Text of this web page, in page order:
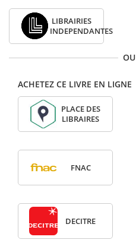
LIBRAIRIES
INDEPENDANTES
OU
ACHETEZ CE LIVRE EN LIGNE
PLACE DES
LIBRAIRES
FNAC
DECITRE